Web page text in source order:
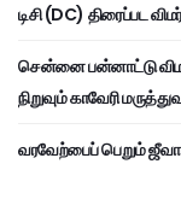
டிசி (DC) திரைப்பட
சென்னை பன்னாட்டு
நிறுவும் காவேரி
வரவேற்பைப் பெறும்